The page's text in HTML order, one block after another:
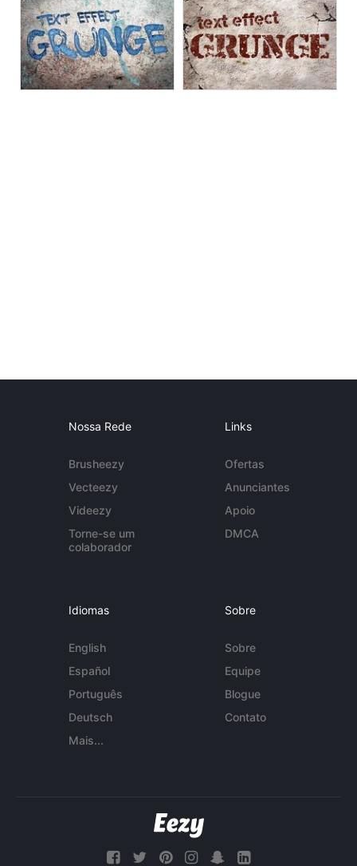
Nossa Rede
Brusheezy
Vecteezy
Videezy
Torne-se um
colaborador
Links
Ofertas
Anunciantes
Apoio
DMCA
Idiomas
English
Español
Português
Deutsch
Mais...
Sobre
Sobre
Equipe
Blogue
Contato